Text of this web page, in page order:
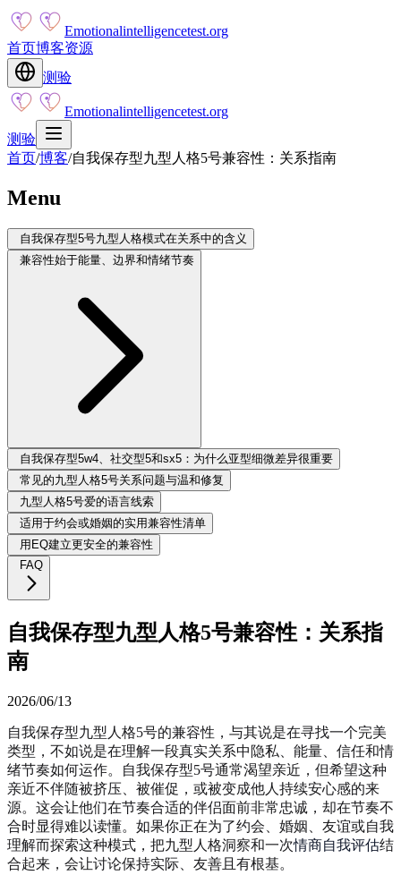
Emotionalintelligencetest.org
首页博客资源
测验
Emotionalintelligencetest.org
测验
首页/博客/自我保存型九型人格5号兼容性：关系指南
Menu
自我保存型5号九型人格模式在关系中的含义
兼容性始于能量、边界和情绪节奏
自我保存型5w4、社交型5和sx5：为什么亚型细微差异很重要
常见的九型人格5号关系问题与温和修复
九型人格5号爱的语言线索
适用于约会或婚姻的实用兼容性清单
用EQ建立更安全的兼容性
FAQ
自我保存型九型人格5号兼容性：关系指
南
2026/06/13
自我保存型九型人格5号的兼容性，与其说是在寻找一个完美
类型，不如说是在理解一段真实关系中隐私、能量、信任和情
绪节奏如何运作。自我保存型5号通常渴望亲近，但希望这种
亲近不伴随被挤压、被催促，或被变成他人持续安心感的来
源。这会让他们在节奏合适的伴侣面前非常忠诚，却在节奏不
合时显得难以读懂。如果你正在为了约会、婚姻、友谊或自我
理解而探索这种模式，把九型人格洞察和一次情商自我评估结
合起来，会让讨论保持实际、友善且有根基。